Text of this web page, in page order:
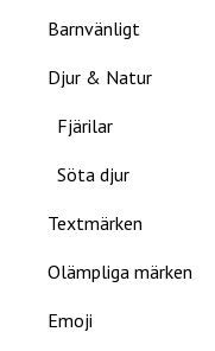
Barnvänligt
Djur & Natur
Fjärilar
Söta djur
Textmärken
Olämpliga märken
Emoji